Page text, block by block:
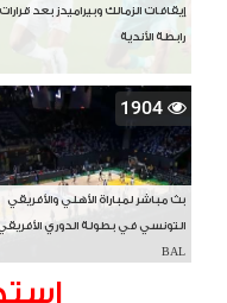
إيقافات الزمالك وبيراميدز بعد قرارات
رابطة الأندية
1904
بث مباشر لمباراة الأهلي والأفريقي
التونسي في بطولة الدوري
BAL